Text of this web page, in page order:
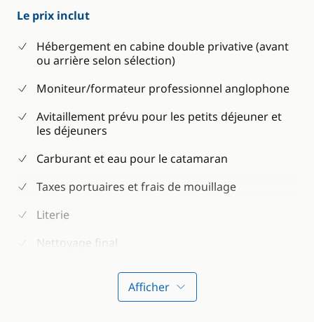
Le prix inclut
Hébergement en cabine double privative (avant
ou arrière selon sélection)
Moniteur/formateur professionnel anglophone
Avitaillement prévu pour les petits déjeuner et
les déjeuners
Carburant et eau pour le catamaran
Taxes portuaires et frais de mouillage
Literie
Nettoyage final
Certificat de fin de stage mentionnant les milles
Afficher